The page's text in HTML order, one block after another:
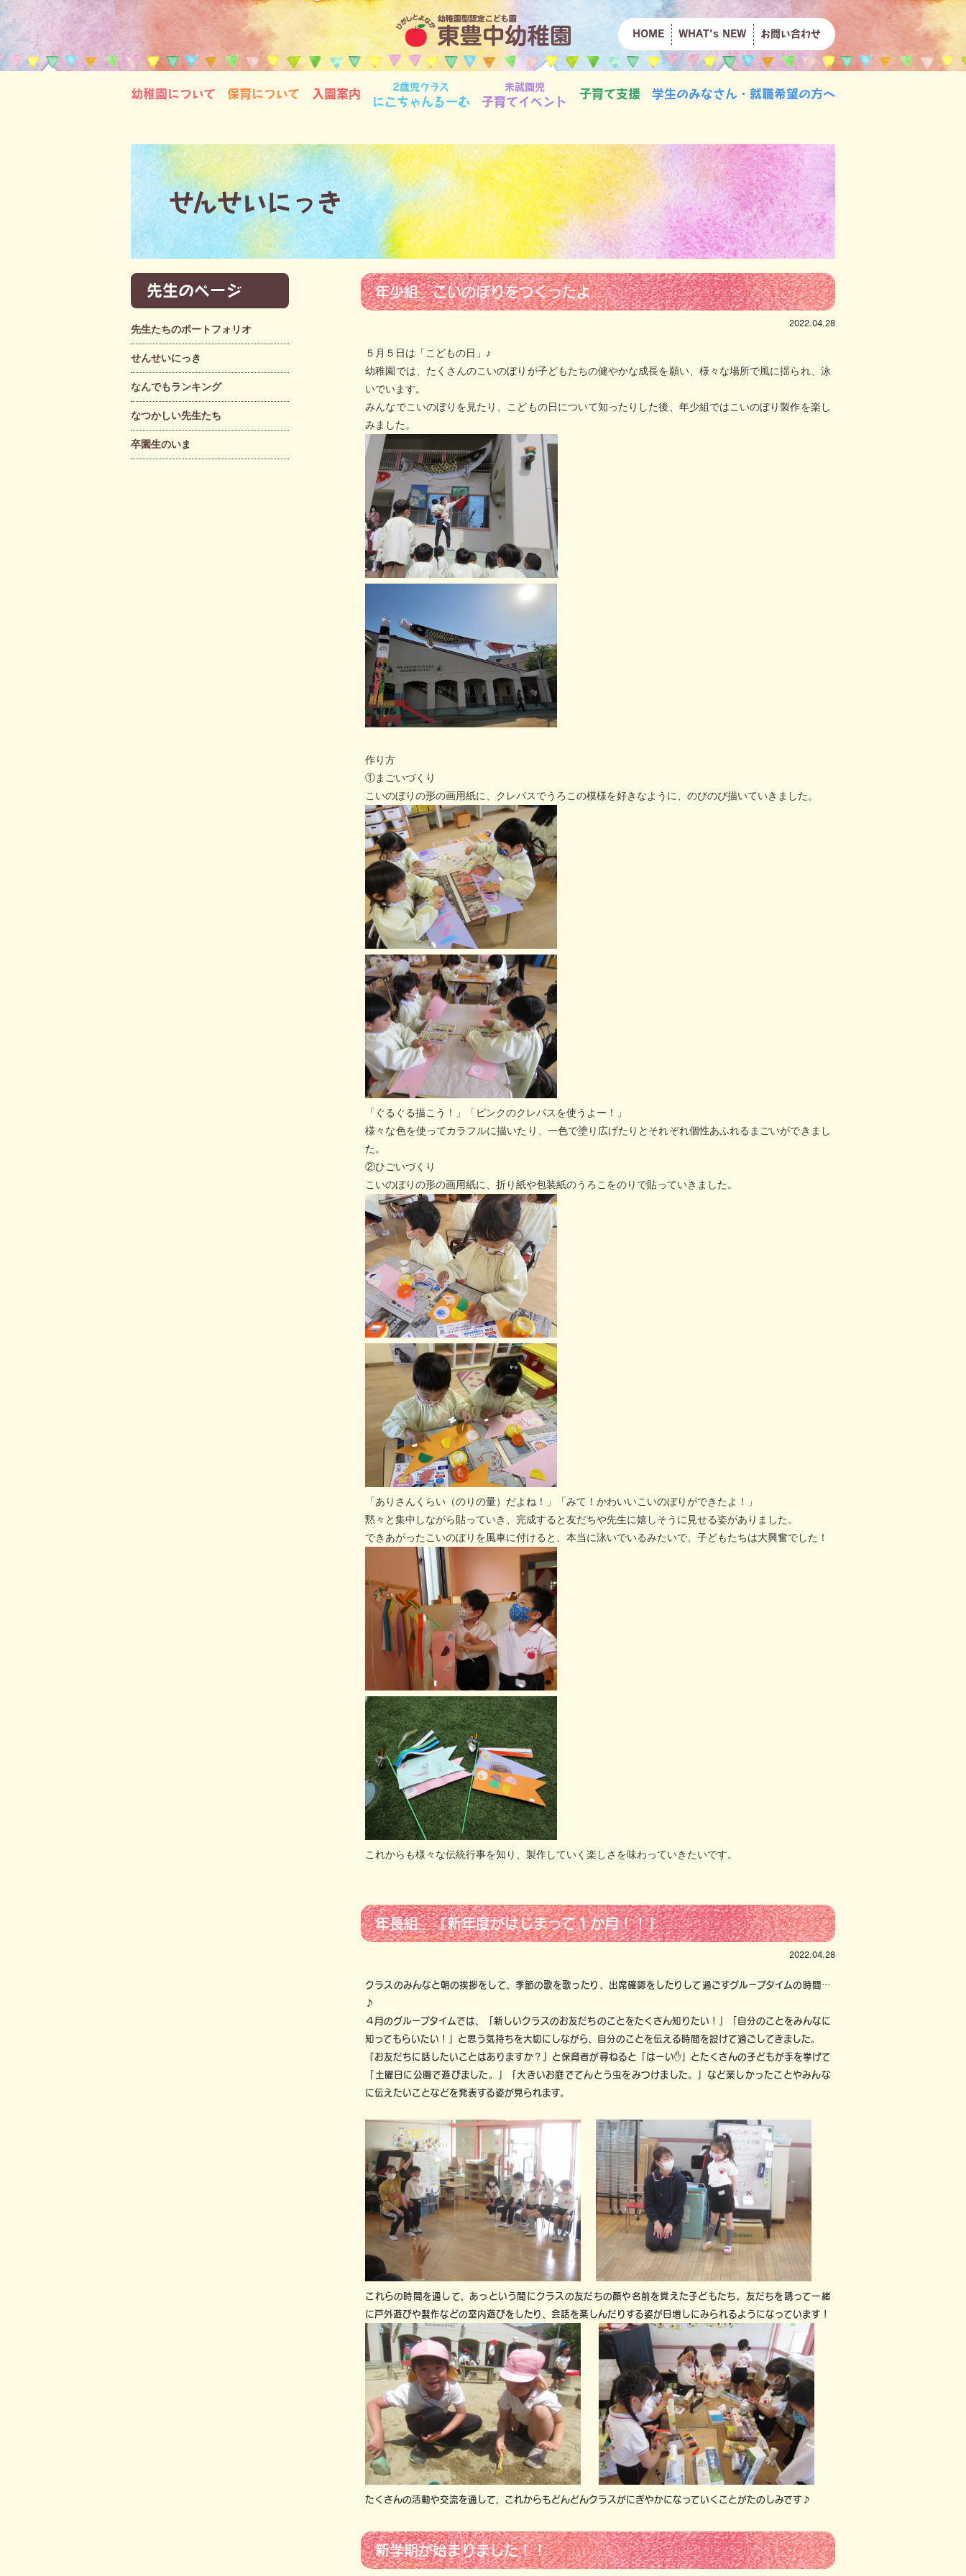
HOME WHAT's NEW お問い合わせ
幼稚園について 保育について 入園案内
2歳児クラス
にこちゃんるーむ
未就園児
子育てイベント
子育て支援 学生のみなさん・就職希望の方へ
せんせいにっき
先生のページ
先生たちのポートフォリオ
せんせいにっき
なんでもランキング
なつかしい先生たち
卒園生のいま
年少組 こいのぼりをつくったよ
2022.04.28
５月５日は「こどもの日」♪
幼稚園では、たくさんのこいのぼりが子どもたちの健やかな成長を願い、様々な場所で風に揺られ、泳
いでいます。
みんなでこいのぼりを見たり、こどもの日について知ったりした後、年少組ではこいのぼり製作を楽し
みました。
作り方
①まごいづくり
こいのぼりの形の画用紙に、クレパスでうろこの模様を好きなように、のびのび描いていきました。
「ぐるぐる描こう！」「ピンクのクレパスを使うよー！」
様々な色を使ってカラフルに描いたり、一色で塗り広げたりとそれぞれ個性あふれるまごいができまし
た。
②ひごいづくり
こいのぼりの形の画用紙に、折り紙や包装紙のうろこをのりで貼っていきました。
「ありさんくらい（のりの量）だよね！」「みて！かわいいこいのぼりができたよ！」
黙々と集中しながら貼っていき、完成すると友だちや先生に嬉しそうに見せる姿がありました。
できあがったこいのぼりを風車に付けると、本当に泳いでいるみたいで、子どもたちは大興奮でした！
これからも様々な伝統行事を知り、製作していく楽しさを味わっていきたいです。
年長組 『新年度がはじまって１か月！！』
2022.04.28
クラスのみんなと朝の挨拶をして、季節の歌を歌ったり、出席確認をしたりして過ごすグループタイムの時間…
♪
４月のグループタイムでは、「新しいクラスのお友だちのことをたくさん知りたい！」「自分のことをみんなに
知ってもらいたい！」と思う気持ちを大切にしながら、自分のことを伝える時間を設けて過ごしてきました。
『お友だちに話したいことはありますか？』と保育者が尋ねると「はーい✋」とたくさんの子どもが手を挙げて
「土曜日に公園で遊びました。」「大きいお庭でてんとう虫をみつけました。」など楽しかったことやみんな
に伝えたいことなどを発表する姿が見られます。
これらの時間を通して、あっという間にクラスの友だちの顔や名前を覚えた子どもたち。友だちを誘って一緒
に戸外遊びや製作などの室内遊びをしたり、会話を楽しんだりする姿が日増しにみられるようになっています！
たくさんの活動や交流を通して、これからもどんどんクラスがにぎやかになっていくことがたのしみです♪
新学期が始まりました！！